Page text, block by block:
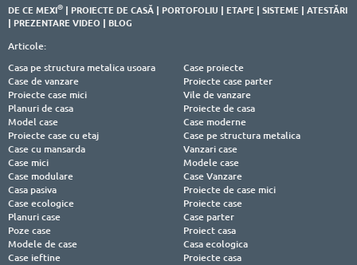
DE CE MEXI® | PROIECTE DE CASĂ | PORTOFOLIU | ETAPE | SISTEME | ATESTĂRI
| PREZENTARE VIDEO | BLOG
Articole:
Casa pe structura metalica usoara
Case de vanzare
Proiecte case mici
Planuri de casa
Model case
Proiecte case cu etaj
Case cu mansarda
Case mici
Case modulare
Casa pasiva
Case proiecte
Proiecte case parter
Vile de vanzare
Proiecte de casa
Case moderne
Case pe structura metalica
Vanzari case
Modele case
Case Vanzare
Proiecte de case mici
Case ecologice
Planuri case
Poze case
Modele de case
Case ieftine
Proiecte case
Case parter
Proiect casa
Casa ecologica
Proiecte casa